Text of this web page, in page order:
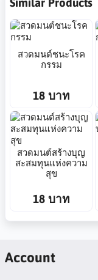
สวดมนต์ชนะโรค
กรรม
18 บาท
สวดมนต์สร้างบุญ
สะสมทุนแห่งความ
สุข
18 บาท
Account